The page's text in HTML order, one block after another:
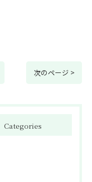
次のページ >
Categories